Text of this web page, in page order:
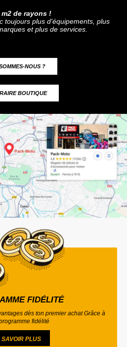
m2 de rayons !
toujours plus d'équipements, plus
et plus de services.
NOUS ?
BOUTIQUE
FIDÉLITÉ
dès ton premier achat Grâce à
fidélité
SAVOIR PLUS